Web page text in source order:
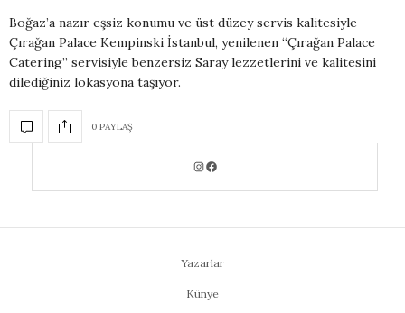
Boğaz’a nazır eşsiz konumu ve üst düzey servis kalitesiyle
Çırağan Palace Kempinski İstanbul, yenilenen “Çırağan Palace
Catering” servisiyle benzersiz Saray lezzetlerini ve kalitesini
dilediğiniz lokasyona taşıyor.
0 PAYLAŞ
Yazarlar
Künye